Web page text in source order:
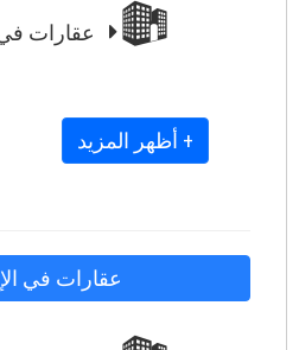
عقارات في
+ أظهر المزيد
عقارات في